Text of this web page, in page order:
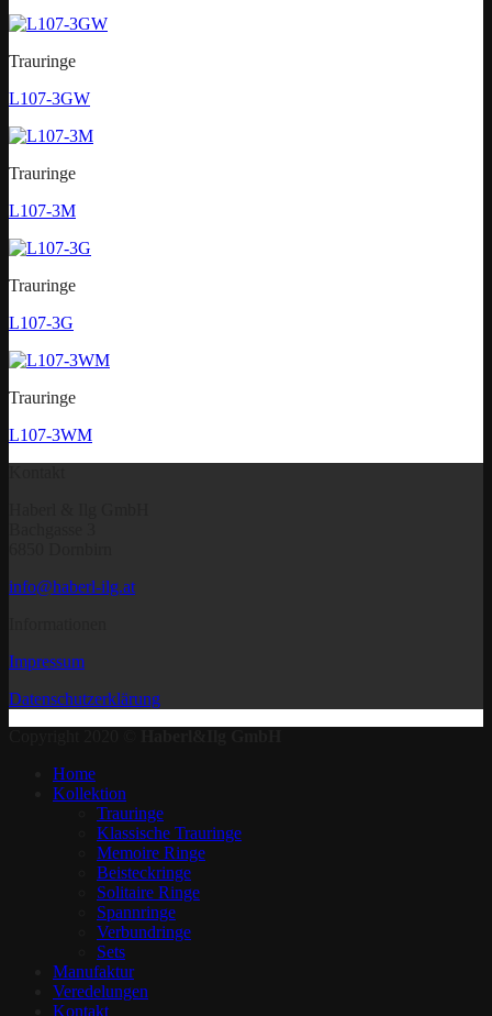
Trauringe
L107-3GW
Trauringe
L107-3M
Trauringe
L107-3G
Trauringe
L107-3WM
info@haberl-ilg.at
Impressum
Datenschutzerklärung
Home
Kollektion
Trauringe
Klassische Trauringe
Memoire Ringe
Beisteckringe
Solitaire Ringe
Spannringe
Verbundringe
Sets
Manufaktur
Veredelungen
Kontakt